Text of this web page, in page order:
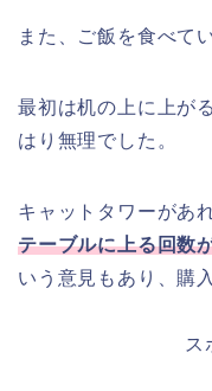
また、ご飯を食べて
最初は机の上に上が
はり無理でした。
キャットタワーがあ
テーブルに上る回数
いう意見もあり、購
ス